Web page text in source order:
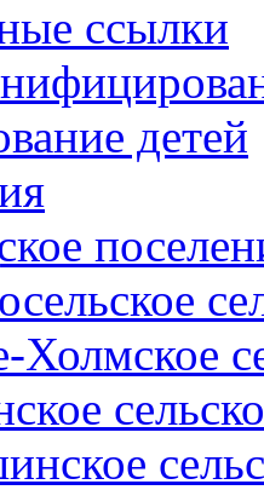
ссылки
детей
Холмское